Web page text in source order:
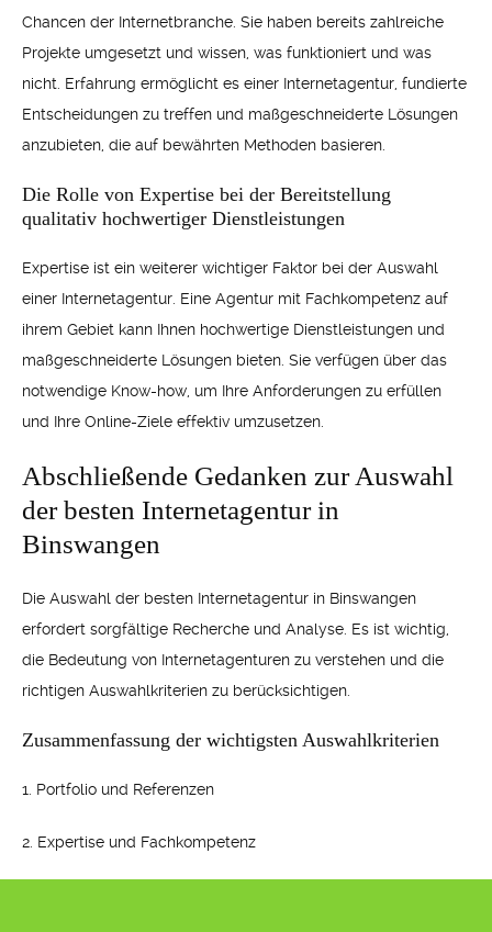
Chancen der Internetbranche. Sie haben bereits zahlreiche
Projekte umgesetzt und wissen, was funktioniert und was
nicht. Erfahrung ermöglicht es einer Internetagentur, fundierte
Entscheidungen zu treffen und maßgeschneiderte Lösungen
anzubieten, die auf bewährten Methoden basieren.
Die Rolle von Expertise bei der Bereitstellung
qualitativ hochwertiger Dienstleistungen
Expertise ist ein weiterer wichtiger Faktor bei der Auswahl
einer Internetagentur. Eine Agentur mit Fachkompetenz auf
ihrem Gebiet kann Ihnen hochwertige Dienstleistungen und
maßgeschneiderte Lösungen bieten. Sie verfügen über das
notwendige Know-how, um Ihre Anforderungen zu erfüllen
und Ihre Online-Ziele effektiv umzusetzen.
Abschließende Gedanken zur Auswahl
der besten Internetagentur in
Binswangen
Die Auswahl der besten Internetagentur in Binswangen
erfordert sorgfältige Recherche und Analyse. Es ist wichtig,
die Bedeutung von Internetagenturen zu verstehen und die
richtigen Auswahlkriterien zu berücksichtigen.
Zusammenfassung der wichtigsten Auswahlkriterien
1. Portfolio und Referenzen
2. Expertise und Fachkompetenz